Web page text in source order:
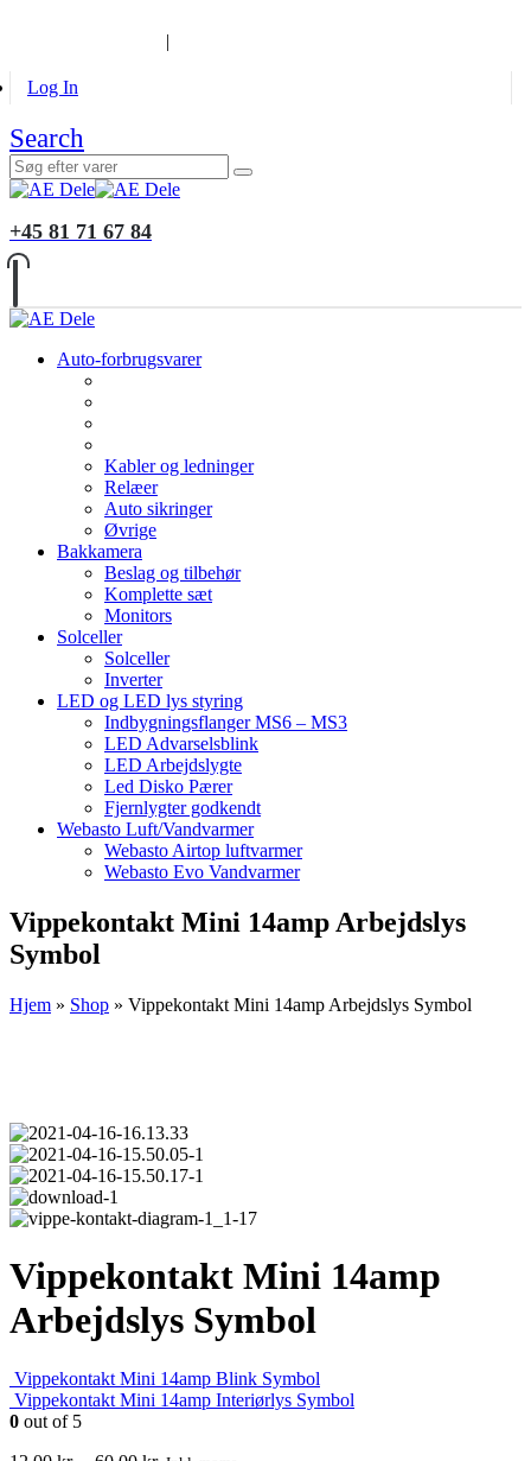
|
Log In
Search
+45 81 71 67 84
Auto-forbrugsvarer
Kabler og ledninger
Relæer
Auto sikringer
Øvrige
Bakkamera
Beslag og tilbehør
Komplette sæt
Monitors
Solceller
Solceller
Inverter
LED og LED lys styring
Indbygningsflanger MS6 – MS3
LED Advarselsblink
LED Arbejdslygte
Led Disko Pærer
Fjernlygter godkendt
Webasto Luft/Vandvarmer
Webasto Airtop luftvarmer
Webasto Evo Vandvarmer
Vippekontakt Mini 14amp Arbejdslys
Symbol
Hjem » Shop » Vippekontakt Mini 14amp Arbejdslys Symbol
Vippekontakt Mini 14amp
Arbejdslys Symbol
Vippekontakt Mini 14amp Blink Symbol
Vippekontakt Mini 14amp Interiørlys Symbol
0 out of 5